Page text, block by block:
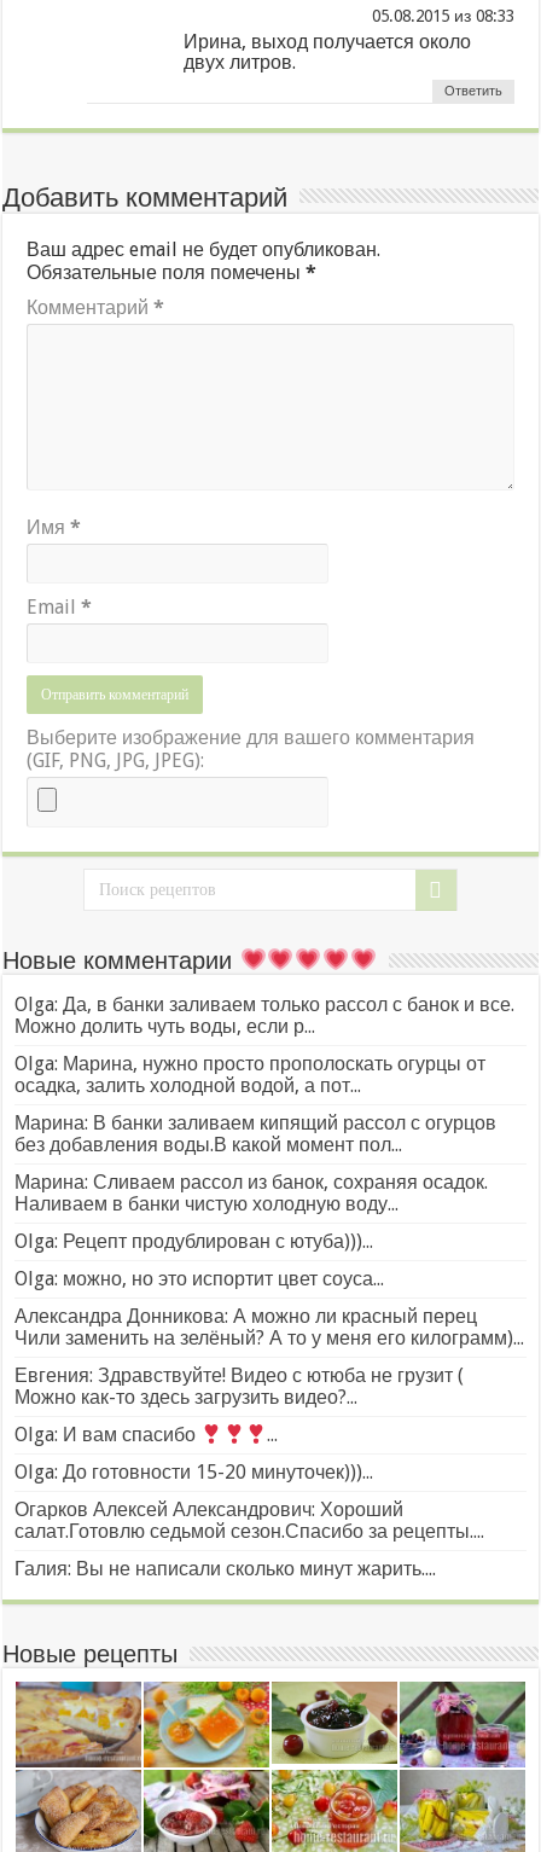
из
Ирина, выход получается около
двух литров.
Ответить
Добавить комментарий
Ваш адрес email не будет опубликован.
Обязательные поля помечены*
Комментарий*
Имя*
Email*
Выберите изображение для вашего комментария
(GIF, PNG, JPG, JPEG):
Новые комментарии
Olga: Да, в банки заливаем только рассол с банок и все.
Можно долить чуть воды, если р...
Olga: Марина, нужно просто прополоскать огурцы от
осадка, залить холодной водой, а пот...
Марина: В банки заливаем кипящий рассол с огурцов
без добавления воды.В какой момент пол...
Марина: Сливаем рассол из банок, сохраняя осадок.
Наливаем в банки чистую холодную воду...
Olga: Рецепт продублирован с ютуба)))...
Olga: можно, но это испортит цвет соуса...
Александра Донникова: А можно ли красный перец
Чили заменить на зелёный? А то у меня его килограмм)...
Евгения: Здравствуйте! Видео с ютюба не грузит (
Можно как-то здесь загрузить видео?...
Olga: И вам спасибо
...
Olga: До готовности 15-20 минуточек)))...
Огарков Алексей Александрович: Хороший
салат.Готовлю седьмой сезон.Спасибо за рецепты....
Галия: Вы не написали сколько минут жарить....
Новые рецепты